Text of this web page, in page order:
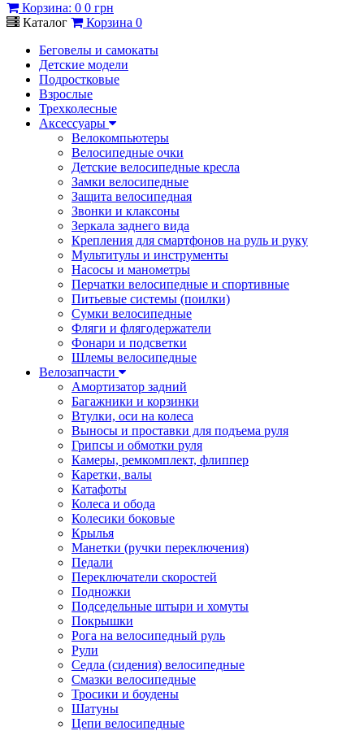
Корзина: 0 0 грн
Каталог
Корзина 0
Беговелы и самокаты
Детские модели
Подростковые
Взрослые
Трехколесные
Аксессуары
Велокомпьютеры
Велосипедные очки
Детские велосипедные кресла
Замки велосипедные
Защита велосипедная
Звонки и клаксоны
Зеркала заднего вида
Крепления для смартфонов на руль и руку
Мультитулы и инструменты
Насосы и манометры
Перчатки велосипедные и спортивные
Питьевые системы (поилки)
Сумки велосипедные
Фляги и флягодержатели
Фонари и подсветки
Шлемы велосипедные
Велозапчасти
Амортизатор задний
Багажники и корзинки
Втулки, оси на колеса
Выносы и проставки для подъема руля
Грипсы и обмотки руля
Камеры, ремкомплект, флиппер
Каретки, валы
Катафоты
Колеса и обода
Колесики боковые
Крылья
Манетки (ручки переключения)
Педали
Переключатели скоростей
Подножки
Подседельные штыри и хомуты
Покрышки
Рога на велосипедный руль
Рули
Седла (сидения) велосипедные
Смазки велосипедные
Тросики и боудены
Шатуны
Цепи велосипедные